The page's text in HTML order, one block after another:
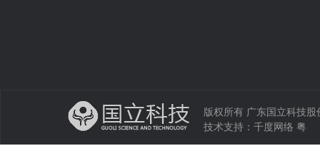
版权所有 广东国立科技
技术支持： 千度网络 粤